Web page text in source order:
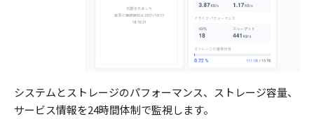
システムとストレージのパフォーマンス、ストレージ容量、
サービス情報を24時間体制で監視します。